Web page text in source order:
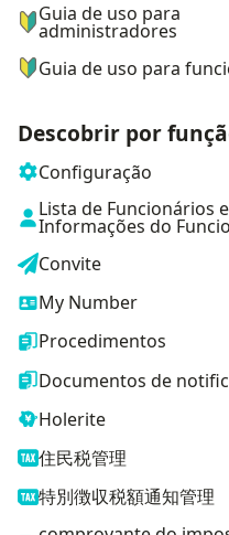
Guia de uso para
administradores
Guia de uso para
Descobrir por
Configuração
Lista de Funcionários e
Informações do
Convite
My Number
Procedimentos
Documentos de
Holerite
住民税管理
特別徴収税額通知管理